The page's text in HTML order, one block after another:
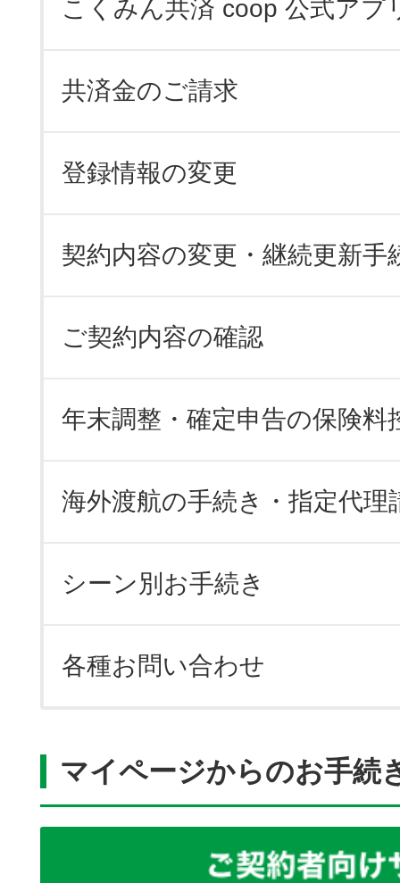
こくみん共済 coop 公式アプ
共済金のご請求
登録情報の変更
契約内容の変更・継続更新手
ご契約内容の確認
年末調整・確定申告の保険料
海外渡航の手続き・指定代理
シーン別お手続き
各種お問い合わせ
マイページからのお手続